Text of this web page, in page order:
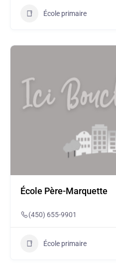
École primaire
École Père-Marquette
(450) 655-9901
École primaire